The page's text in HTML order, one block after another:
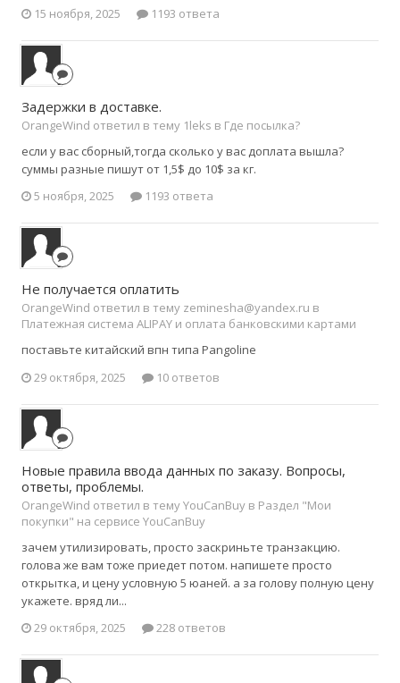
15 ноября, 2025
1193 ответа
Задержки в доставке.
OrangeWind ответил в тему 1leks в Где посылка?
если у вас сборный,тогда сколько у вас доплата вышла?
суммы разные пишут от 1,5$ до 10$ за кг.
5 ноября, 2025
1193 ответа
Не получается оплатить
OrangeWind ответил в тему zeminesha@yandex.ru в
Платежная система ALIPAY и оплата банковскими картами
поставьте китайский впн типа Pangoline
29 октября, 2025
10 ответов
Новые правила ввода данных по заказу. Вопросы,
ответы, проблемы.
OrangeWind ответил в тему YouCanBuy в Раздел "Мои
покупки" на сервисе YouCanBuy
зачем утилизировать, просто заскриньте транзакцию.
голова же вам тоже приедет потом. напишете просто
открытка, и цену условную 5 юаней. а за голову полную цену
укажете. вряд ли...
29 октября, 2025
228 ответов